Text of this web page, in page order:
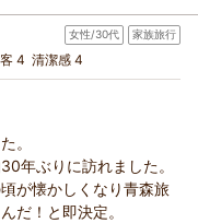
、私どもにとりまし
大切にしてまいりま
ご満足いただけるご滞
、心よりお待ち申し上
リンクは、多くのお客
様の満足度向上のた
、ご期待に沿うことが
しても、まいまい様の
より良いご提供を目指
！「ズワイガニ食べ放題
朝・夕
/税込)
しまい、誠に申し訳ご
女性/30代 家族旅行
4 清潔感 4
。
年ぶりに訪れました。
が懐かしくなり青森旅
だ！と即決定。